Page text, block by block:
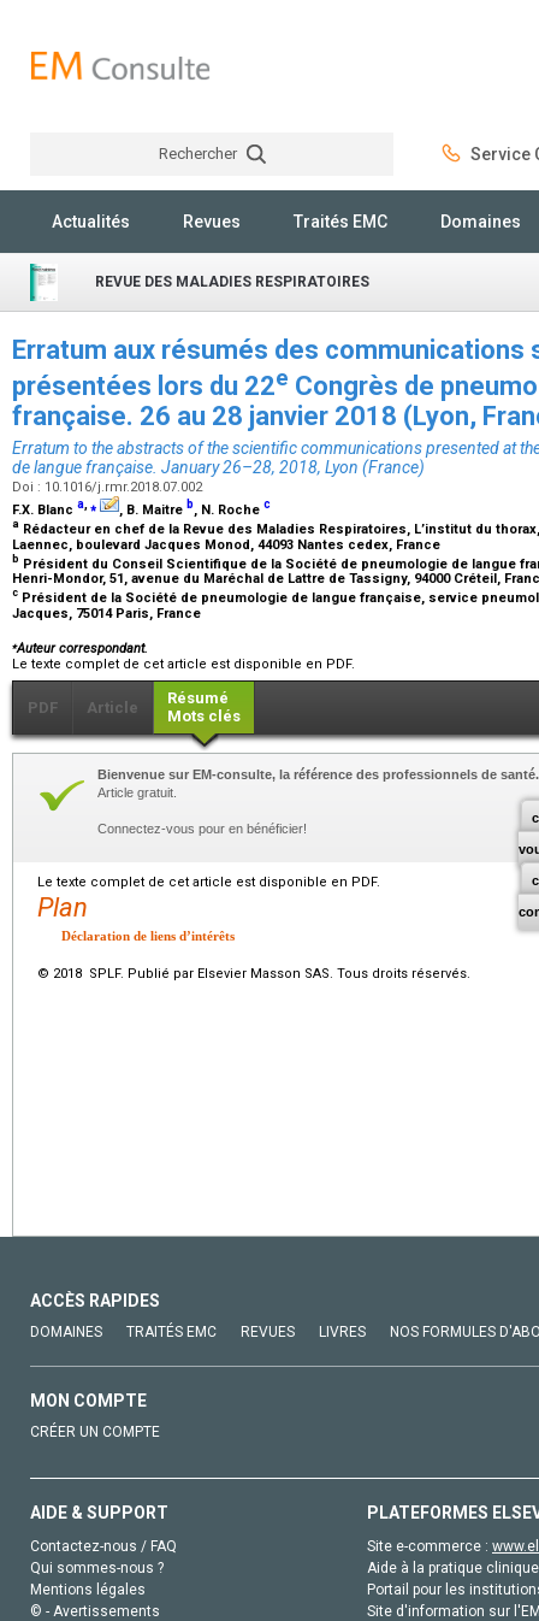
Rechercher Service
Actualités Revues Traités EMC Domaines
REVUE DES MALADIES RESPIRATOIRES
Erratum aux résumés des communications
présentées lors du 22e Congrès de
française. 26 au 28 janvier 2018 (Lyon,
Erratum to the abstracts of the scientific communications presented at
de langue française. January 26–28, 2018, Lyon (France)
Doi : 10.1016/j.rmr.2018.07.002
F.X. Blanc a,⁎ , B. Maitre b, N. Roche c
a Rédacteur en chef de la Revue des Maladies Respiratoires, L’institut du
Laennec, boulevard Jacques Monod, 44093 Nantes cedex, France
b Président du Conseil Scientifique de la Société de pneumologie de langue
Henri-Mondor, 51, avenue du Maréchal de Lattre de Tassigny, 94000 Créteil,
c Président de la Société de pneumologie de langue française, service
Jacques, 75014 Paris, France
⁎Auteur correspondant.
Le texte complet de cet article est disponible en PDF.
PDF Article
Résumé
Mots clés
Bienvenue sur EM-consulte, la référence des professionnels de santé.
Article gratuit.
Connectez-vous pour en bénéficier!
Le texte complet de cet article est disponible en PDF.
Plan
Déclaration de liens d’intérêts
© 2018 SPLF. Publié par Elsevier Masson SAS. Tous droits réservés.
ACCÈS RAPIDES
DOMAINES TRAITÉS EMC REVUES LIVRES NOS FORMULES
MON COMPTE
CRÉER UN COMPTE
AIDE & SUPPORT
Contactez-nous / FAQ
Qui sommes-nous ?
Mentions légales
© - Avertissements
PLATEFORMES
Site e-commerce :
Aide à la pratique
Portail pour les
Site d'information sur